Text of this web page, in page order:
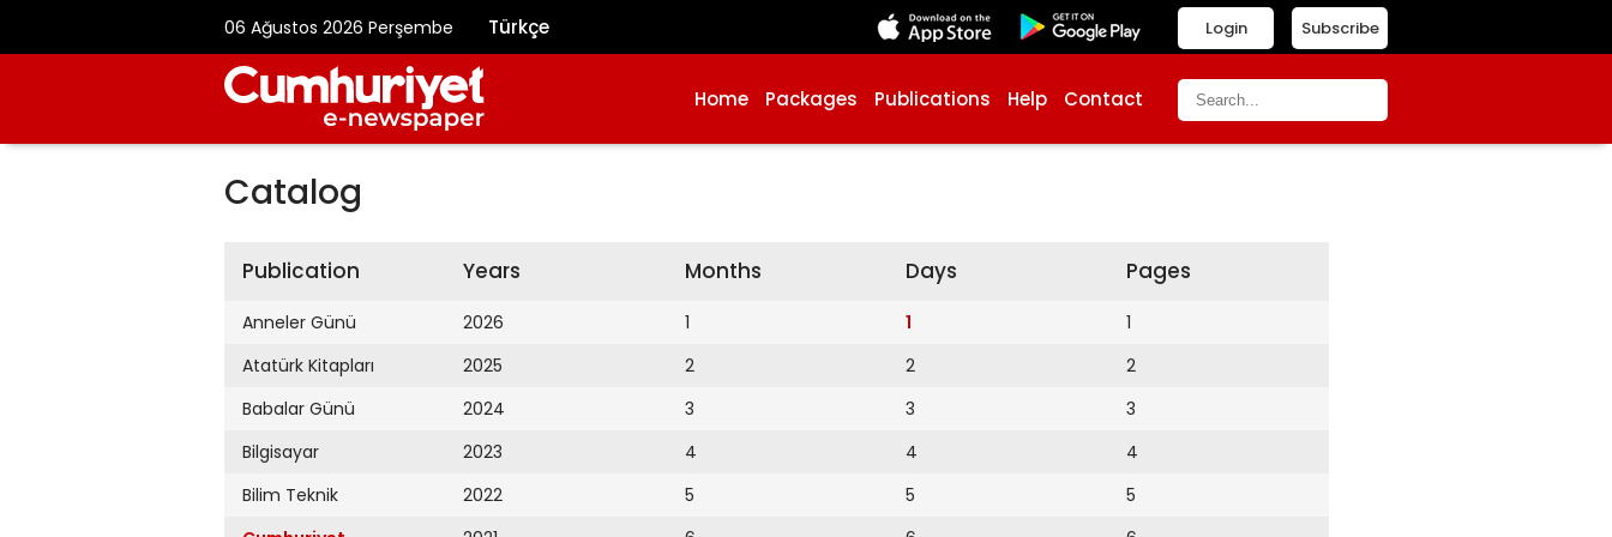
06 Ağustos 2026 Perşembe Türkçe Subscribe
Login
Home Packages Publications Help Contact
Catalog
Publication
Anneler Günü
Atatürk Kitapları
Babalar Günü
Bilgisayar
Bilim Teknik
Years
2026
2025
2024
2023
2022
Months
1
2
3
4
5
Days
1
2
3
4
5
Pages
1
2
3
4
5